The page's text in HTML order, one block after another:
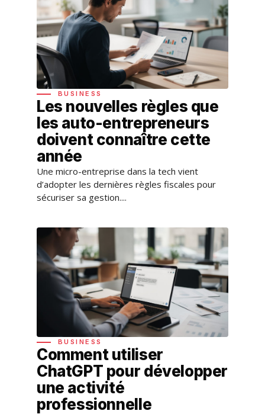
BUSINESS
Les nouvelles règles que
les auto-entrepreneurs
doivent connaître cette
année
Une micro-entreprise dans la tech vient
d’adopter les dernières règles fiscales pour
sécuriser sa gestion....
BUSINESS
Comment utiliser
ChatGPT pour développer
une activité
professionnelle